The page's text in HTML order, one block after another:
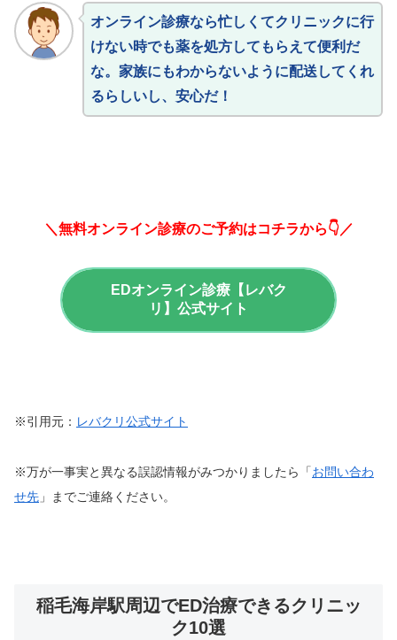
オンライン診療なら忙しくてクリニックに行
けない時でも薬を処方してもらえて便利だ
な。家族にもわからないように配送してくれ
るらしいし、安心だ！
＼無料オンライン診療のご予約はコチラから👇／
EDオンライン診療【レバク
リ】公式サイト
※引用元： レバクリ公式サイト
※万が一事実と異なる誤認情報がみつかりましたら「お問い合わ
せ先 」までご連絡ください。
稲毛海岸駅周辺でED治療できるクリニッ
ク10選